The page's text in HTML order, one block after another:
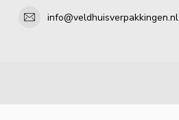
info@veldhuisverpakkingen.nl